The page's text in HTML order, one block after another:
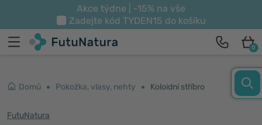
Akce týdne | -15% na vše
Zadejte kód TYDEN15 do košíku
0
Domů Pokožka, vlasy, nehty Koloidní stříbro
FutuNatura